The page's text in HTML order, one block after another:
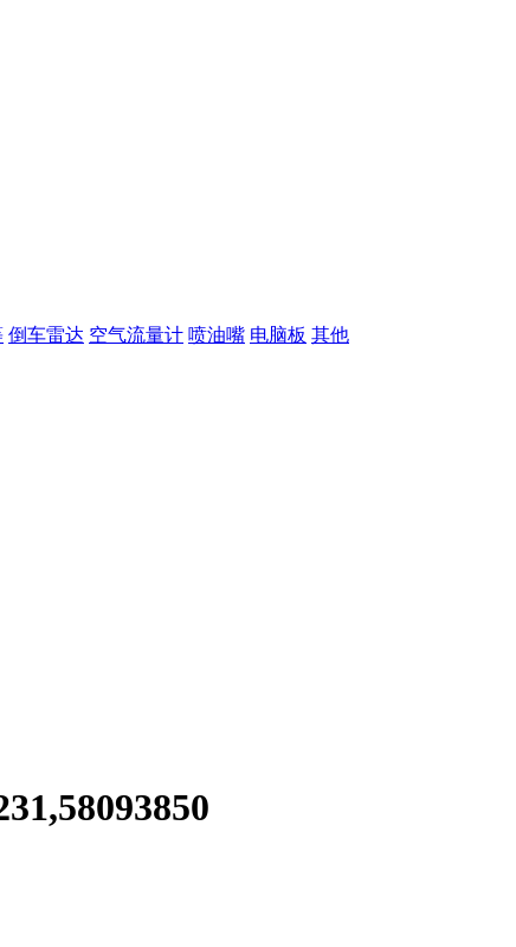
倒车雷达 空气流量计 喷油嘴 电脑板 其他